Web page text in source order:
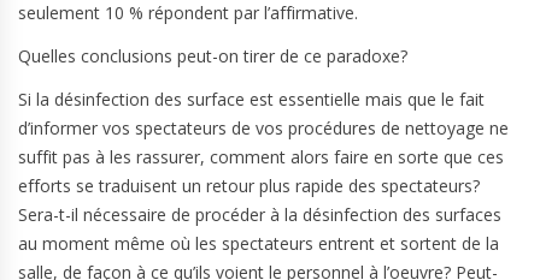
seulement 10 % répondent par l’affirmative.
Quelles conclusions peut-on tirer de ce paradoxe?
Si la désinfection des surface est essentielle mais que le fait
d’informer vos spectateurs de vos procédures de nettoyage ne
suffit pas à les rassurer, comment alors faire en sorte que ces
efforts se traduisent un retour plus rapide des spectateurs?
Sera-t-il nécessaire de procéder à la désinfection des surfaces
au moment même où les spectateurs entrent et sortent de la
salle, de façon à ce qu’ils voient le personnel à l’oeuvre? Peut-